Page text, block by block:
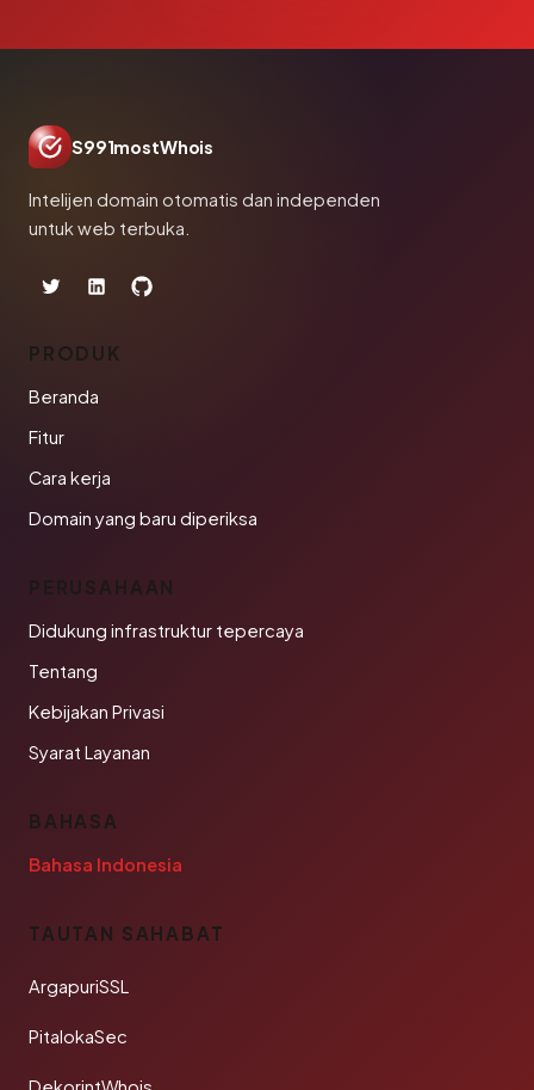
S991mostWhois
Intelijen domain otomatis dan independen
untuk web terbuka.
PRODUK
Beranda
Fitur
Cara kerja
Domain yang baru diperiksa
PERUSAHAAN
Didukung infrastruktur tepercaya
Tentang
Kebijakan Privasi
Syarat Layanan
BAHASA
Bahasa Indonesia
TAUTAN SAHABAT
ArgapuriSSL
PitalokaSec